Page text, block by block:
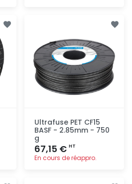
Ultrafuse PET CF15
BASF - 2.85mm - 750
g
67,15 € HT
En cours de réappro.